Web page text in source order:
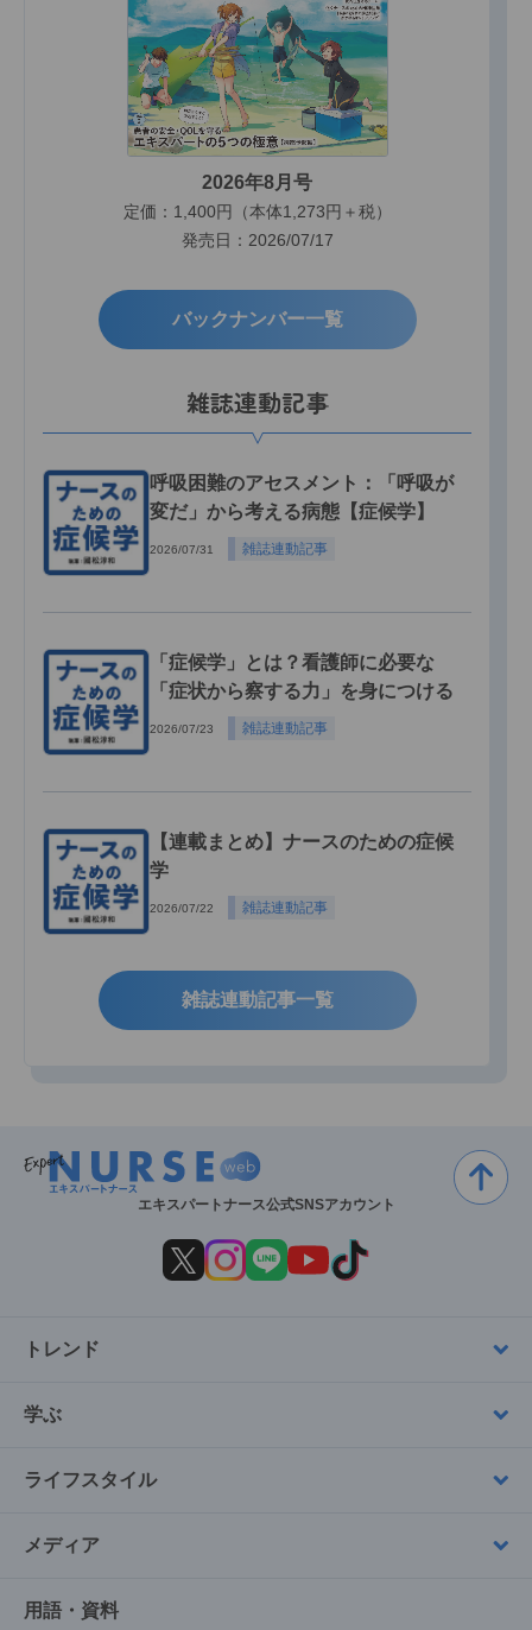
2026年8月号
定価：1,400円（本体1,273円＋税）
発売日：2026/07/17
バックナンバー一覧
雑誌連動記事
呼吸困難のアセスメント：「呼吸が
変だ」から考える病態【症候学】
2026/07/31 雑誌連動記事
「症候学」とは？看護師に必要な
「症状から察する力」を身につける
2026/07/23 雑誌連動記事
【連載まとめ】ナースのための症候
学
2026/07/22 雑誌連動記事
雑誌連動記事一覧
エキスパートナース公式SNSアカウント
トレンド
学ぶ
ライフスタイル
メディア
用語・資料